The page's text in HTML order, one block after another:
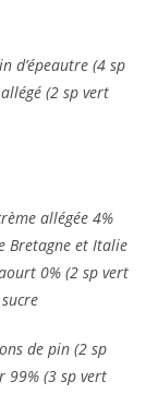
d’épeautre (4 sp
(2 sp vert
allégée 4%
Bretagne et Italie
0% (2 sp vert
de pin (2 sp
99% (3 sp vert